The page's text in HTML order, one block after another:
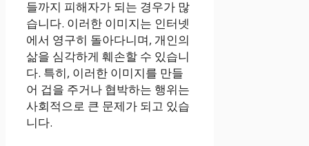
들까지 피해자가 되는 경우가 많
습니다. 이러한 이미지는 인터넷
에서 영구히 돌아다니며, 개인의
삶을 심각하게 훼손할 수 있습니
다. 특히, 이러한 이미지를 만들
어 겁을 주거나 협박하는 행위는
사회적으로 큰 문제가 되고 있습
니다.